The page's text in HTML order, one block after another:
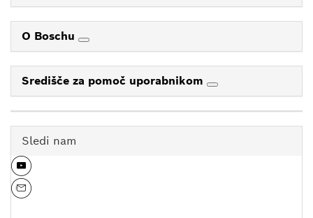
O Boschu
Središče za pomoč uporabnikom
Sledi nam